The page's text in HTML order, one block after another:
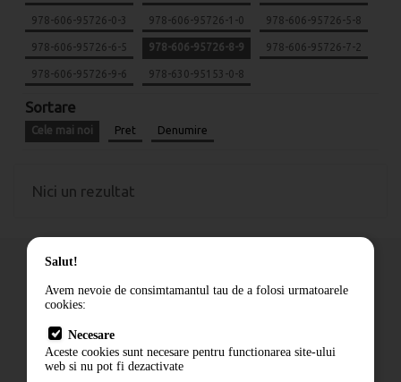
978-606-95726-0-3 978-606-95726-1-0 978-606-95726-5-8
978-606-95726-6-5 978-606-95726-8-9 978-606-95726-7-2
978-606-95726-9-6 978-630-95153-0-8
Sortare
Cele mai noi Pret Denumire
Nici un rezultat
Cum comand
Livrare
Contact
Salut!
Avem nevoie de consimtamantul tau de a folosi urmatoarele
cookies:
Necesare
Aceste cookies sunt necesare pentru functionarea site-ului
web si nu pot fi dezactivate